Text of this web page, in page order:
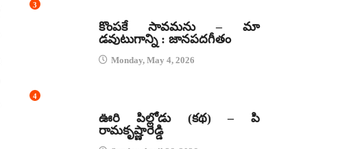
3
కొంపకే సావమను – మా
డవుటుగాన్ని : జానపదగీతం
Monday, May 4, 2026
4
ఊరి పిల్లోడు (కథ) – పి
రామకృష్ణారెడ్డి